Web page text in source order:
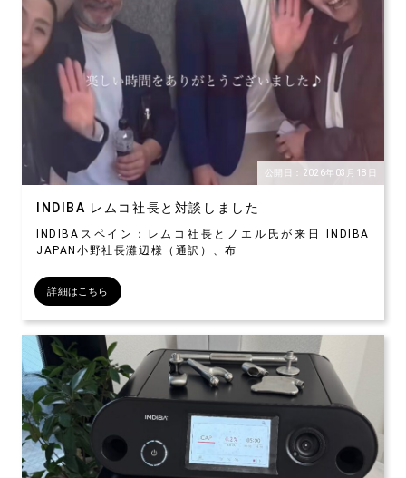
公開日：2026年03月18日
INDIBA レムコ社長と対談しました
INDIBAスペイン：レムコ社長とノエル氏が来日 INDIBA
JAPAN小野社長灘辺様（通訳）、布
詳細はこちら